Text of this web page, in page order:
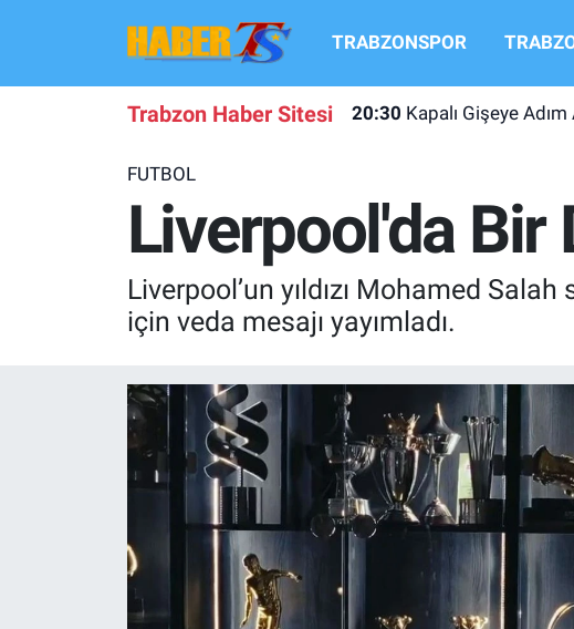
TRABZONSPOR
Trabzon Haber Sitesi 20:30 Kapalı Gişeye
FUTBOL
Liverpool'da Bir
Liverpool’un yıldızı Mohamed
için veda mesajı yayımladı.
TRABZONSPOR
TRANSFER HABERLERI
KULİS MEYDANI
FUTBOL
ALT LIGLER
TV VE SİNEMA
BASKETBOL
Hava Durumu
Süper Lig Puan Durumu ve Fikstür
Tüm Manşetler
Son Dakika Haberleri